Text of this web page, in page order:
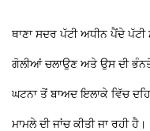
ਥਾਣਾ ਸਦਰ ਪੱਟੀ ਅਧੀਨ ਪੈਂਦੇ
ਗੋਲੀਆਂ ਚਲਾਉਣ ਅਤੇ ਉਸ ਦੀ
ਘਟਨਾ ਤੋਂ ਬਾਅਦ ਇਲਾਕੇ ਵਿੱਚ
ਮਾਮਲੇ ਦੀ ਜਾਂਚ ਕੀਤੀ ਜਾ ਰਹੀ ਹੈ।